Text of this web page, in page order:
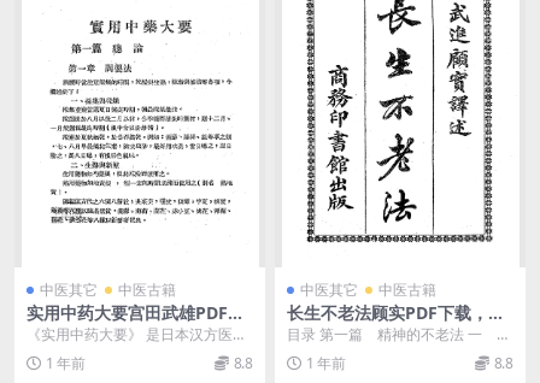
中医其它 中医古籍
实用中药大要宫田武雄PDF下
载
《实用中药大要》 是日本汉方医学
家宫田武雄于1930年编著的中药学
实用指南（东京...
1 年前 8.8
中医其它 中医古籍
长生不老法顾实PDF下载，民
国养生保健法
目录 第一篇 精神的不老法 一 老
者何 二 与少年同居之利益 ...
1 年前 8.8